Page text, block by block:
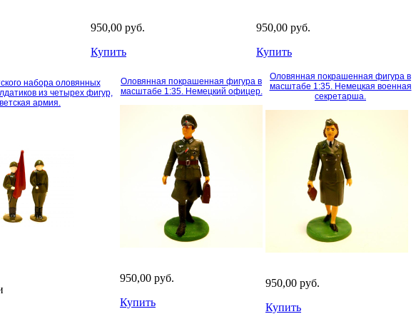
950,00 руб.
Купить
950,00 руб.
Купить
набора оловянных
из четырех фигур,
армия.
Оловянная покрашенная фигура в
масштабе 1:35. Немецкий офицер.
950,00 руб.
Купить
Оловянная покрашенная фигура в
масштабе 1:35. Немецкая военная
секретарша.
950,00 руб.
Купить